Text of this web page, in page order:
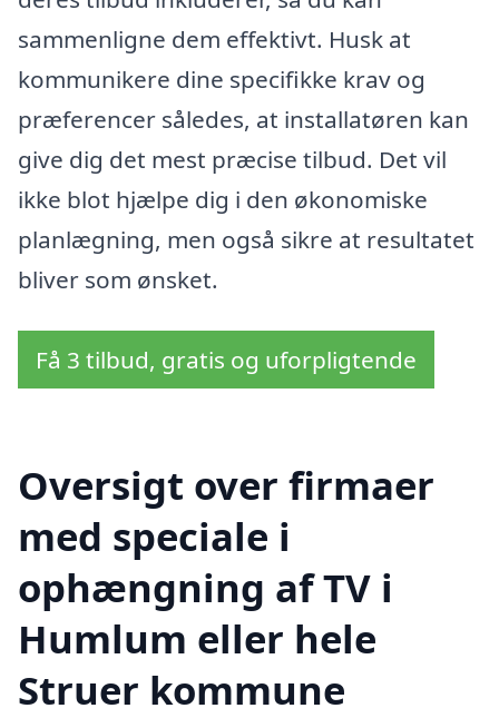
sammenligne dem effektivt. Husk at
kommunikere dine specifikke krav og
præferencer således, at installatøren kan
give dig det mest præcise tilbud. Det vil
ikke blot hjælpe dig i den økonomiske
planlægning, men også sikre at resultatet
bliver som ønsket.
Få 3 tilbud, gratis og uforpligtende
Oversigt over firmaer
med speciale i
ophængning af TV i
Humlum eller hele
Struer kommune